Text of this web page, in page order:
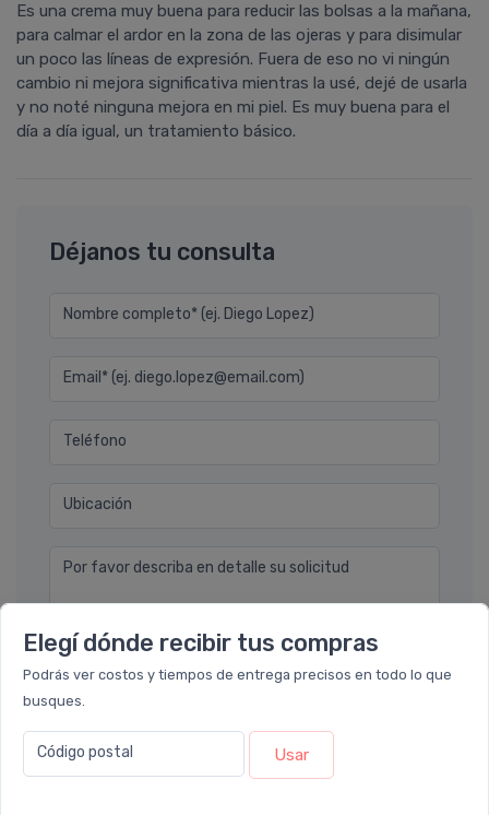
Elegí dónde recibir tus compras
Podrás ver costos y tiempos de entrega precisos en todo lo que
busques.
Código postal Usar
Es una crema muy buena para reducir las bolsas a la mañana,
para calmar el ardor en la zona de las ojeras y para disimular
un poco las líneas de expresión. Fuera de eso no vi ningún
cambio ni mejora significativa mientras la usé, dejé de usarla
y no noté ninguna mejora en mi piel. Es muy buena para el
día a día igual, un tratamiento básico.
Déjanos tu consulta
Nombre completo* (ej. Diego Lopez)
Email* (ej. diego.lopez@email.com)
Teléfono
Ubicación
Por favor describa en detalle su solicitud
Enviar consulta